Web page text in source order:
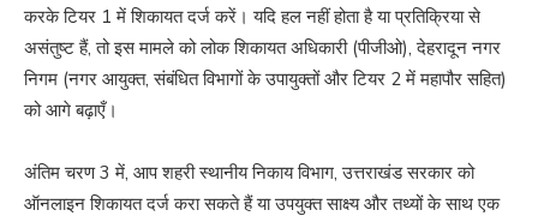
करके टियर 1 में शिकायत दर्ज करें। यदि हल नहीं होता है या प्रतिक्रिया से
असंतुष्ट हैं, तो इस मामले को लोक शिकायत अधिकारी (पीजीओ), देहरादून नगर
निगम (नगर आयुक्त, संबंधित विभागों के उपायुक्तों और टियर 2 में महापौर सहित)
को आगे बढ़ाएँ।
अंतिम चरण 3 में, आप शहरी स्थानीय निकाय विभाग, उत्तराखंड सरकार को
ऑनलाइन शिकायत दर्ज करा सकते हैं या उपयुक्त साक्ष्य और तथ्यों के साथ एक